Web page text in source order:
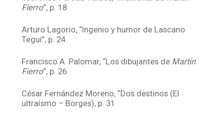
Fierro”, p. 18
Arturo Lagorio, “Ingenio y humor de Lascano
Tegui”, p. 24
Francisco A. Palomar, “Los dibujantes de Martín
Fierro”, p. 26
César Fernández Moreno, “Dos destinos (El
ultraísmo – Borges), p. 31